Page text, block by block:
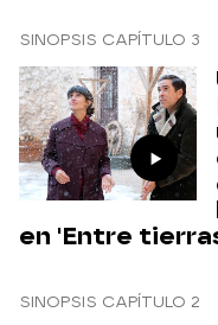
SINOPSIS CAPÍTULO 3
en 'Entre
SINOPSIS CAPÍTULO 2